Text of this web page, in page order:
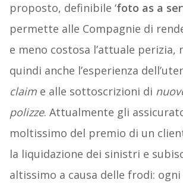
proposto, definibile ‘foto as a
permette alle Compagnie di
e meno costosa l’attuale perizia,
quindi anche l’esperienza
claime alle sottoscrizioni di
polizze. Attualmente gli
moltissimo del premio di un
la liquidazione dei sinistri e
altissimo a causa delle frodi: